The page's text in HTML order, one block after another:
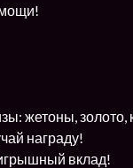
жетоны,
награду!
вклад!